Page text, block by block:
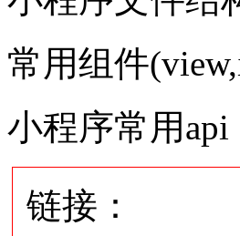
常用组件
小程序常用api
链接：